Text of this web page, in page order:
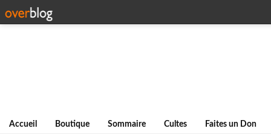
Accueil Boutique Sommaire Cultes Faites un Don